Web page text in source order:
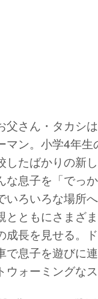
さん・タカシ
マン。小学4年生
したばかりの新
な息子を「でっ
いろいろな場所
とともにさまざ
成長を見せる。
で息子を遊びに
ウォーミングなス